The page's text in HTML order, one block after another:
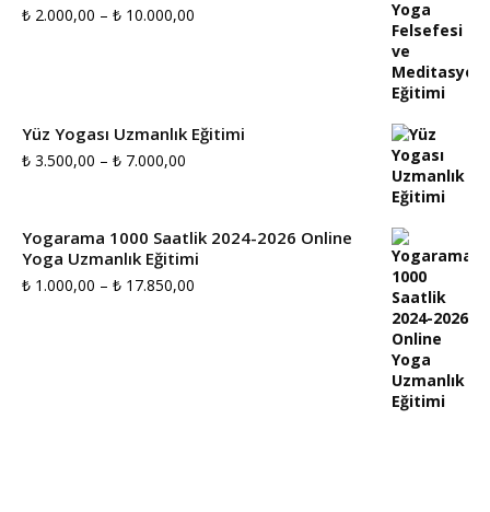
₺ 2.000,00 – ₺ 10.000,00
₺ 10.000,00
Yüz Yogası Uzmanlık Eğitimi
₺ 3.500,00 – ₺ 7.000,00
-
₺ 7.000,00
Yogarama 1000 Saatlik 2024-2026 Online
Yoga Uzmanlık Eğitimi
₺ 1.000,00 – ₺ 17.850,00